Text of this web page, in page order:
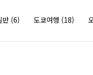
반 (6) 도쿄여행 (18)